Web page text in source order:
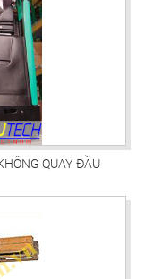
QUAY ĐẦU